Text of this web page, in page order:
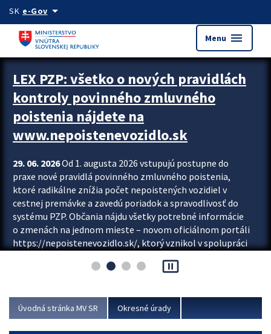
Preskocit na hlavný obsah
SK e-Govarrow_drop_down
Menu menu
Zastavit automatický posun upútavok
LEX PZP: všetko o nových pravidlách
kontroly povinného zmluvného
poistenia nájdete na
www.nepoistenevozidlo.sk
29. 06. 2026Od 1. augusta 2026 vstupujú postupne do
praxe nové pravidlá povinného zmluvného poistenia,
ktoré radikálne znížia počet nepoistených vozidiel v
cestnej premávke a zavedú poriadok a spravodlivosť do
systému PZP. Občania nájdu všetky potrebné informácie
o zmenách na jednom mieste – novom oficiálnom portáli
https://nepoistenevozidlo.sk/, ktorý vznikol v spolupráci
asociácie poisťovní (SLASPO) a Ministerstva vnútra SR.
Viac
pause_presentation
Úvodná stránka MV SR Okresné úrady